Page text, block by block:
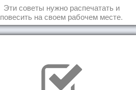
Эти советы нужно распечатать и
повесить на своем рабочем месте.